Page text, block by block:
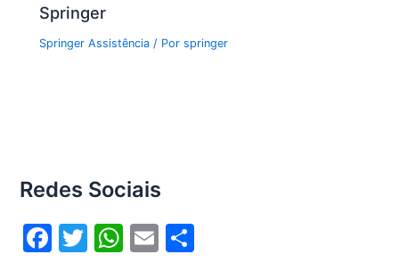
Springer
Springer Assistência / Porspringer
Redes Sociais
F
T
W E